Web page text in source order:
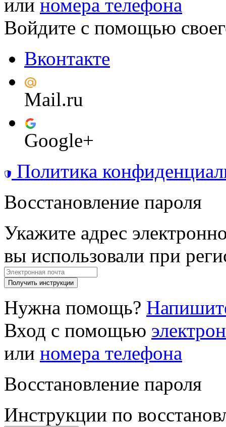
или номера телефона
Войдите с помощью
Вконтакте
Mail.ru
Google+
Политика
Восстановление пароля
Укажите адрес
вы использовали при
Получить инструкции
Нужна помощь?
Вход с помощью
или номера телефона
Восстановление пароля
Инструкции по